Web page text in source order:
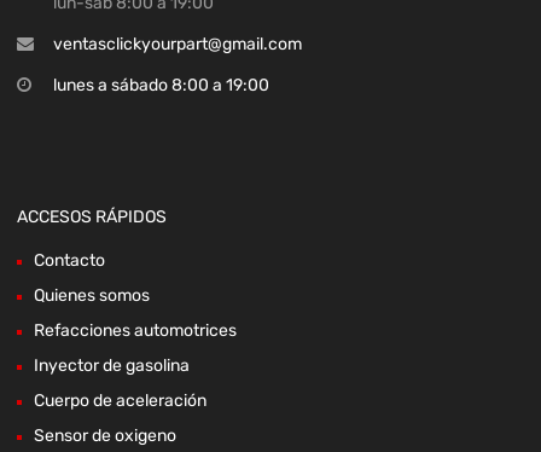
ventasclickyourpart@gmail.com
lunes a sábado 8:00 a 19:00
ACCESOS RÁPIDOS
Contacto
Quienes somos
Refacciones automotrices
Inyector de gasolina
Cuerpo de aceleración
Sensor de oxigeno